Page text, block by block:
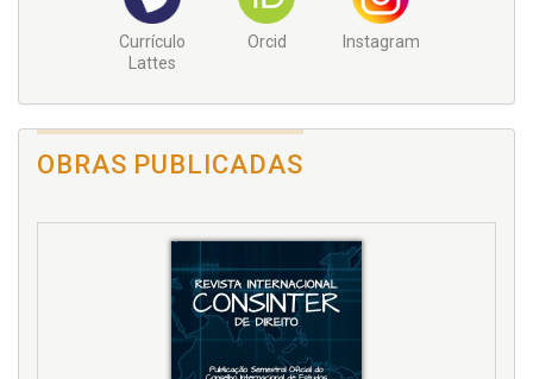
Currículo
Lattes
Orcid Instagram
OBRAS PUBLICADAS